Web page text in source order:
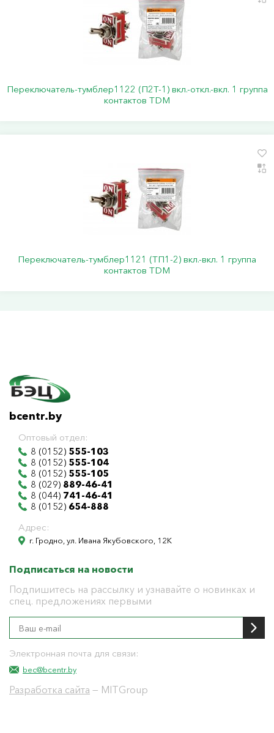
Переключатель-тумблер1122 (П2Т-1) вкл.-откл.-вкл. 1 группа
контактов TDM
Переключатель-тумблер1121 (ТП1-2) вкл.-вкл. 1 группа
контактов TDM
bcentr.by
Оптовый отдел:
8 (0152) 555-103
8 (0152) 555-104
8 (0152) 555-105
8 (029) 889-46-41
8 (044) 741-46-41
8 (0152) 654-888
Адрес:
г. Гродно, ул. Ивана Якубовского, 12К
Подписаться на новости
Подпишитесь на рассылку и узнавайте о новинках и
спец. предложениях первыми
Электронная почта для связи:
bec@bcentr.by
Разработка сайта — MITGroup